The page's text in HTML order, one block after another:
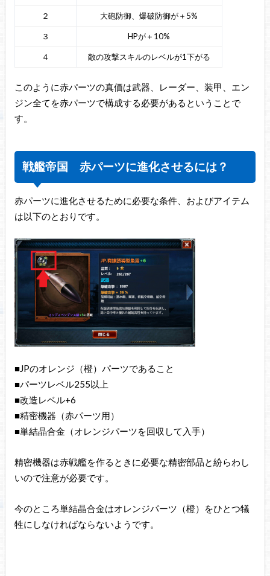
２ 大砲防御、爆破防御が＋5%
３ HPが＋10%
４ 敵の攻撃スキルのレベルが1下がる
このように赤パーツの真価は武器、レーダー、装甲、エン
ジン全てを赤パーツで構成する必要があるということで
す。
戦艦帝国 赤パーツに進化させるには？
赤パーツに進化させるために必要な条件、およびアイテム
は以下のとおりです。
■JPのオレンジ（橙）パーツであること
■パーツレベル255以上
■改造レベル+6
■精密機器（赤パーツ用）
■単結晶合金（オレンジパーツを回収して入手）
精密機器は赤戦艦を作るときに必要な精密部品と紛らわし
いので注意が必要です。
今のところ単結晶合金はオレンジパーツ（橙）をひとつ犠
牲にしなければならないようです。